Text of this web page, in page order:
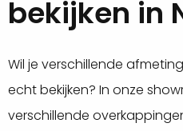
bekijken in
Wil je verschillende
echt bekijken? In onze
verschillende